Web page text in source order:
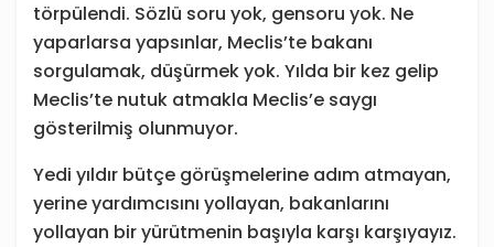
törpülendi. Sözlü soru yok, gensoru yok. Ne
yaparlarsa yapsınlar, Meclis’te bakanı
sorgulamak, düşürmek yok. Yılda bir kez gelip
Meclis’te nutuk atmakla Meclis’e saygı
gösterilmiş olunmuyor.
Yedi yıldır bütçe görüşmelerine adım atmayan,
yerine yardımcısını yollayan, bakanlarını
yollayan bir yürütmenin başıyla karşı karşıyayız.